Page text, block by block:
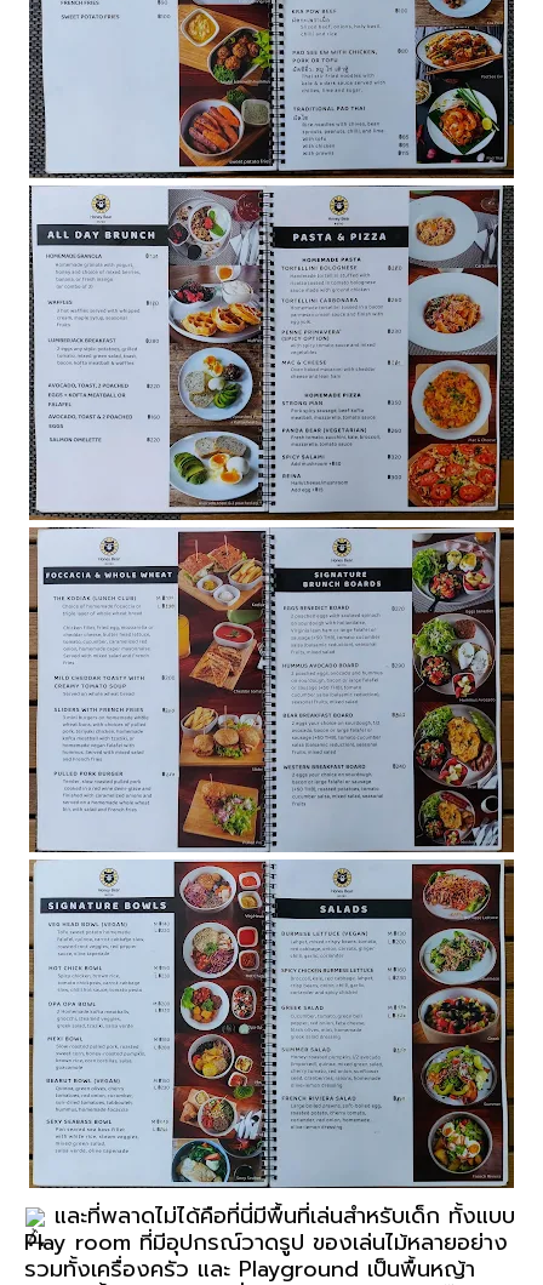
และที่พลาดไม่ได้คือที่นี่มีพื้นที่เล่นสำหรับเด็ก ทั้งแบบ
Play room ที่มีอุปกรณ์วาดรูป ของเล่นไม้หลายอย่าง
รวมทั้งเครื่องครัว และ Playground เป็นพื้นหญ้า